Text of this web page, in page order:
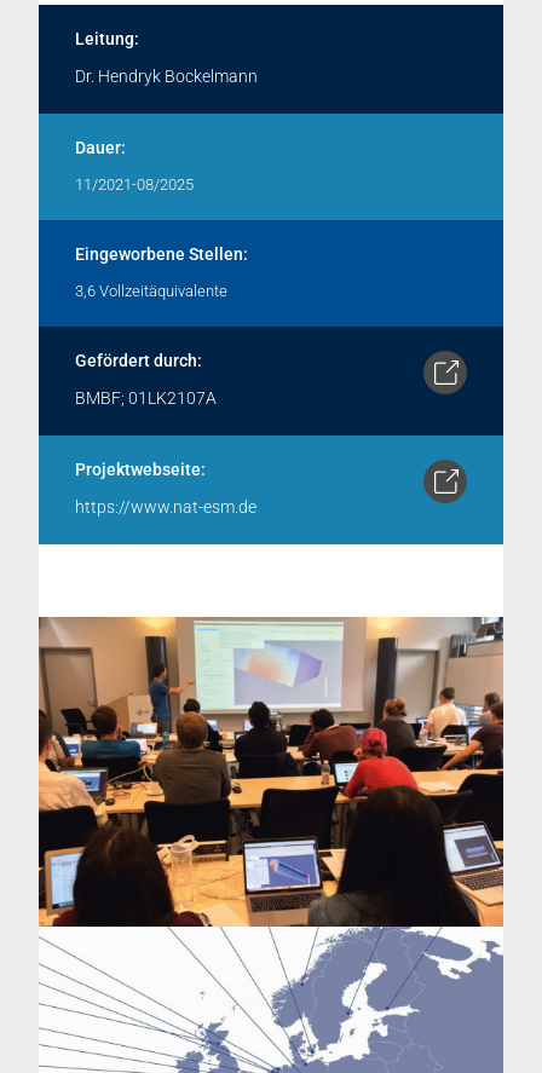
Leitung:
Dr. Hendryk Bockelmann
Dauer:
11/2021-08/2025
Eingeworbene Stellen:
3,6 Vollzeitäquivalente
Gefördert durch:
BMBF; 01LK2107A
Projektwebseite:
https://www.nat-esm.de